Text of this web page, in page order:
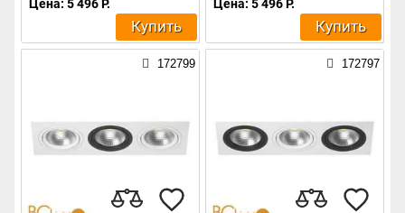
Цена: 5 496 Р.
Купить
Цена: 5 496 Р.
Купить
172799 172797